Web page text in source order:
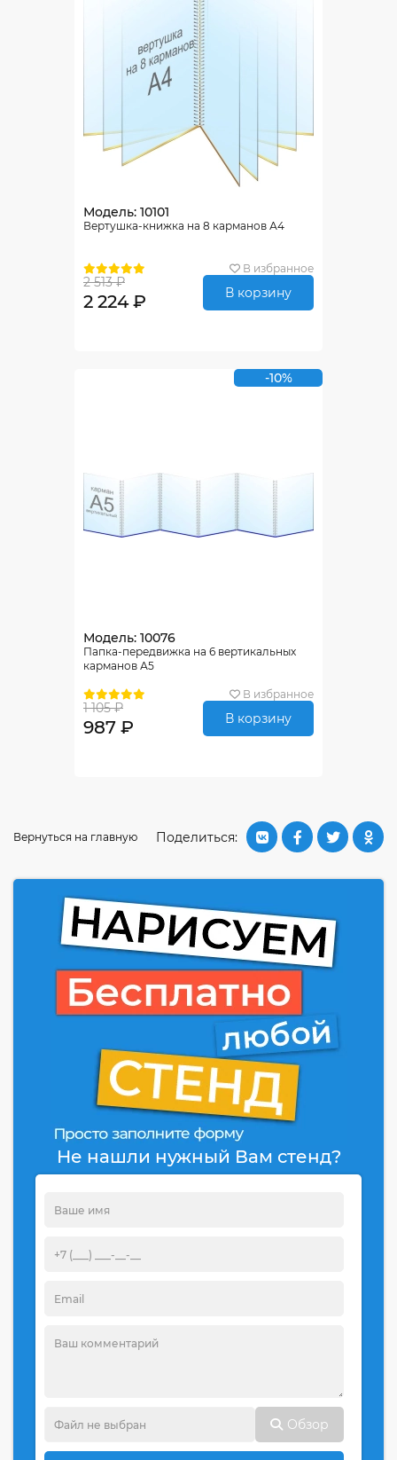
Модель: 10101
Вертушка-книжка на 8 карманов А4
В избранное
2 513 ₽
2 224 ₽ В корзину
-10%
Модель: 10076
Папка-передвижка на 6 вертикальных
карманов А5
В избранное
1 105 ₽
987 ₽ В корзину
Поделиться:
Вернуться на главную
Не нашли нужный Вам стенд?
Обзор